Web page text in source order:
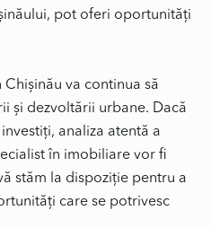
pot oferi oportunități
va continua să
și dezvoltării urbane. Dacă
analiza atentă a
în imobiliare vor fi
stăm la dispoziție pentru a
care se potrivesc